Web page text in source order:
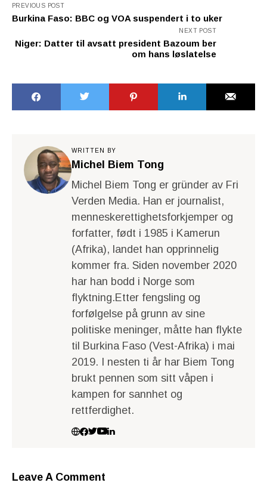
PREVIOUS POST
Burkina Faso: BBC og VOA suspendert i to uker
NEXT POST
Niger: Datter til avsatt president Bazoum ber
om hans løslatelse
WRITTEN BY
Michel Biem Tong
Michel Biem Tong er gründer av Fri
Verden Media. Han er journalist,
menneskerettighetsforkjemper og
forfatter, født i 1985 i Kamerun
(Afrika), landet han opprinnelig
kommer fra. Siden november 2020
har han bodd i Norge som
flyktning.Etter fengsling og
forfølgelse på grunn av sine
politiske meninger, måtte han flykte
til Burkina Faso (Vest-Afrika) i mai
2019. I nesten ti år har Biem Tong
brukt pennen som sitt våpen i
kampen for sannhet og
rettferdighet.
Leave A Comment